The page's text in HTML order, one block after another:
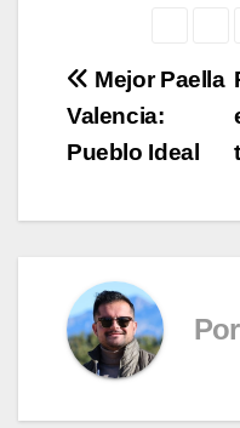
de
Mejor Paella
Valencia:
Pueblo Ideal
Por